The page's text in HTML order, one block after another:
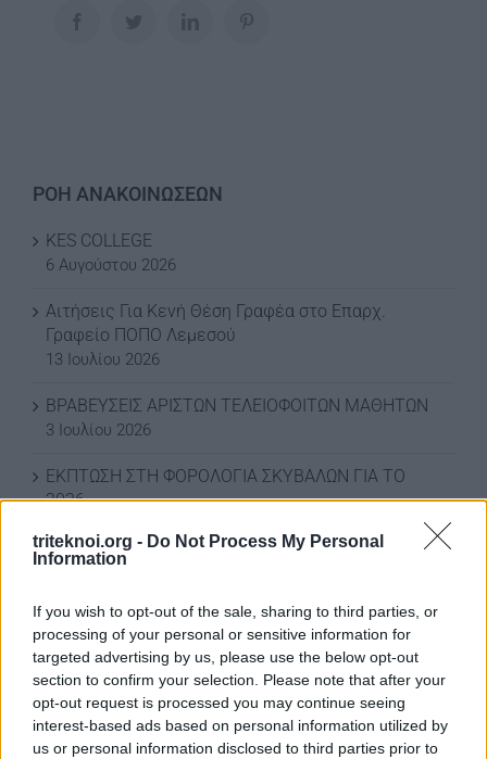
triteknoi.org - Do Not Process My Personal
Information
If you wish to opt-out of the sale, sharing to third parties, or
processing of your personal or sensitive information for
targeted advertising by us, please use the below opt-out
section to confirm your selection. Please note that after your
opt-out request is processed you may continue seeing
interest-based ads based on personal information utilized by
us or personal information disclosed to third parties prior to
ΡΟΗ ΑΝΑΚΟΙΝΩΣΕΩΝ
KES COLLEGE
6 Αυγούστου 2026
Αιτήσεις Για Κενή Θέση Γραφέα στο Επαρχ.
Γραφείο ΠΟΠΟ Λεμεσού
13 Ιουλίου 2026
ΒΡΑΒΕΥΣΕΙΣ ΑΡΙΣΤΩΝ ΤΕΛΕΙΟΦΟΙΤΩΝ ΜΑΘΗΤΩΝ
3 Ιουλίου 2026
ΕΚΠΤΩΣΗ ΣΤΗ ΦΟΡΟΛΟΓΙΑ ΣΚΥΒΑΛΩΝ ΓΙΑ ΤΟ
2026
ΕΚΠΤΩΣΗ ΣΤΑ ΣΚΥΒΑΛΑ ΑΠΟ ΔΗΜΟ ΛΕΥΚΩΣΙΑΣ
Water World Ayia Napa Cyprus ΕΚΠΤΩΣΗ ΓΙΑ 2026
8 Ιουνίου 2026
ΕΚΠΤΩΣΗ ΑΠΟ ΚΟΙΝΟΤΙΚΟ ΣΥΜΒΟΥΛΙΟ
ΜΑΡΩΝΙΟΥ